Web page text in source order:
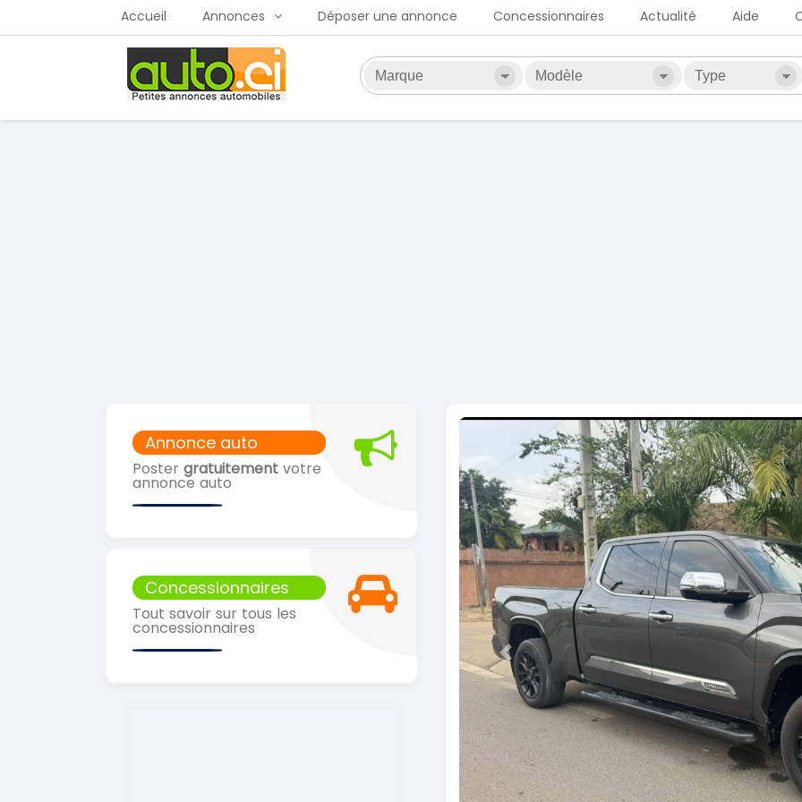
Accueil Annonces Déposer une annonce Concessionnaires Actualité Aide
Annonce auto
Poster gratuitement votre
annonce auto
Concessionnaires
Tout savoir sur tous les
concessionnaires
Previous